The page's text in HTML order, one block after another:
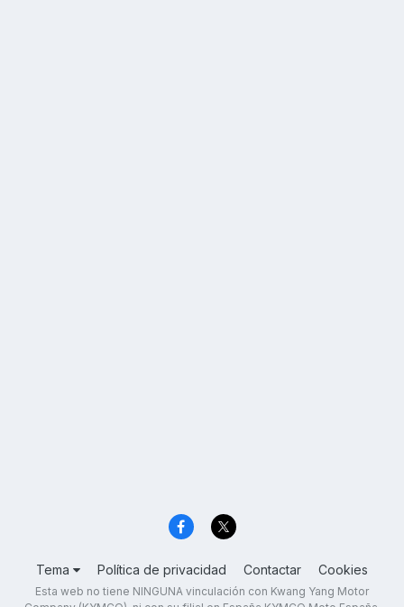
Tema Política de privacidad Contactar Cookies
Esta web no tiene NINGUNA vinculación con Kwang Yang Motor